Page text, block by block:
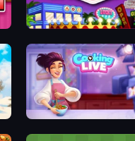
Papa's Wingeria
in the Forest Cooking Live